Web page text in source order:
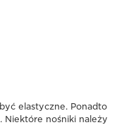
elastyczne. Ponadto
Niektóre nośniki należy